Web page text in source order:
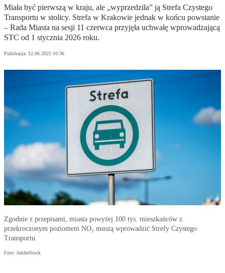
Miała być pierwszą w kraju, ale „wyprzedziła” ją Strefa Czystego
Transportu w stolicy. Strefa w Krakowie jednak w końcu powstanie
– Rada Miasta na sesji 11 czerwca przyjęła uchwałę wprowadzającą
STC od 1 stycznia 2026 roku.
Publikacja: 12.06.2025 10:36
Zgodnie z przepisami, miasta powyżej 100 tys. mieszkańców z
przekroczonym poziomem NO₂ muszą wprowadzić Strefy Czystego
Transportu
Foto: AdobeStock